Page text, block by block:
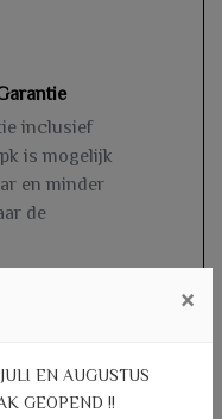
inclusief
is mogelijk
en minder
de
×
EN AUGUSTUS
GEOPEND !!